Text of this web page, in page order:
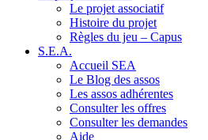
Le projet associatif
Histoire du projet
Règles du jeu – Capus
S.E.A.
Accueil SEA
Le Blog des assos
Les assos adhérentes
Consulter les offres
Consulter les demandes
Aide